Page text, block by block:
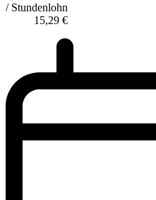
/ Stundenlohn
15,29 €